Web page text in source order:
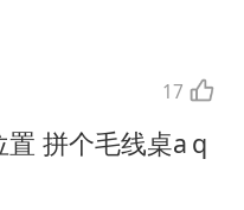
17
拼个毛线桌a q